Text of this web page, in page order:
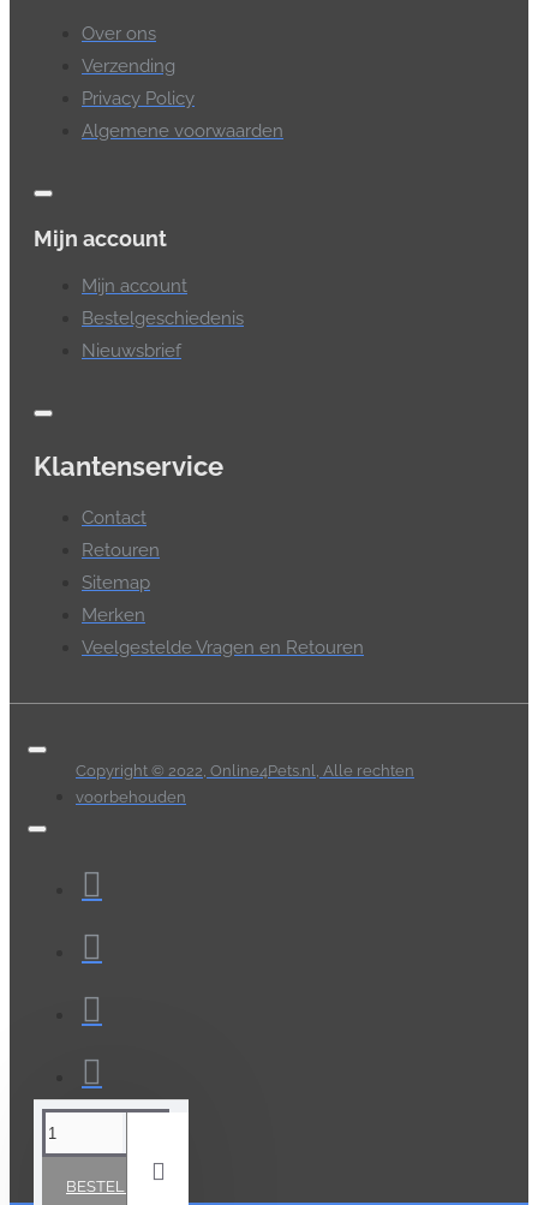
BESTELLEN
Over ons
Verzending
Privacy Policy
Algemene voorwaarden
Mijn account
Mijn account
Bestelgeschiedenis
Nieuwsbrief
Klantenservice
Contact
Retouren
Sitemap
Merken
Veelgestelde Vragen en Retouren
Copyright © 2022, Online4Pets.nl, Alle rechten
voorbehouden